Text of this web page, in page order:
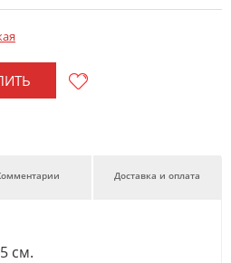
Доставка и оплата
см.